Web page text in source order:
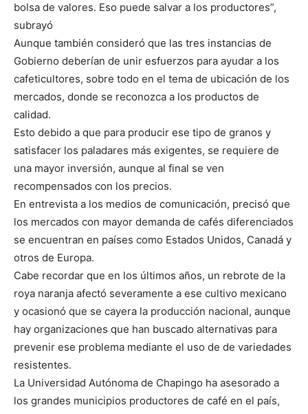
bolsa de valores. Eso puede salvar a los productores”,
subrayó
Aunque también consideró que las tres instancias de
Gobierno deberían de unir esfuerzos para ayudar a los
cafeticultores, sobre todo en el tema de ubicación de los
mercados, donde se reconozca a los productos de
calidad.
Esto debido a que para producir ese tipo de granos y
satisfacer los paladares más exigentes, se requiere de
una mayor inversión, aunque al final se ven
recompensados con los precios.
En entrevista a los medios de comunicación, precisó que
los mercados con mayor demanda de cafés diferenciados
se encuentran en países como Estados Unidos, Canadá y
otros de Europa.
Cabe recordar que en los últimos años, un rebrote de la
roya naranja afectó severamente a ese cultivo mexicano
y ocasionó que se cayera la producción nacional, aunque
hay organizaciones que han buscado alternativas para
prevenir ese problema mediante el uso de de variedades
resistentes.
La Universidad Autónoma de Chapingo ha asesorado a
los grandes municipios productores de café en el país,